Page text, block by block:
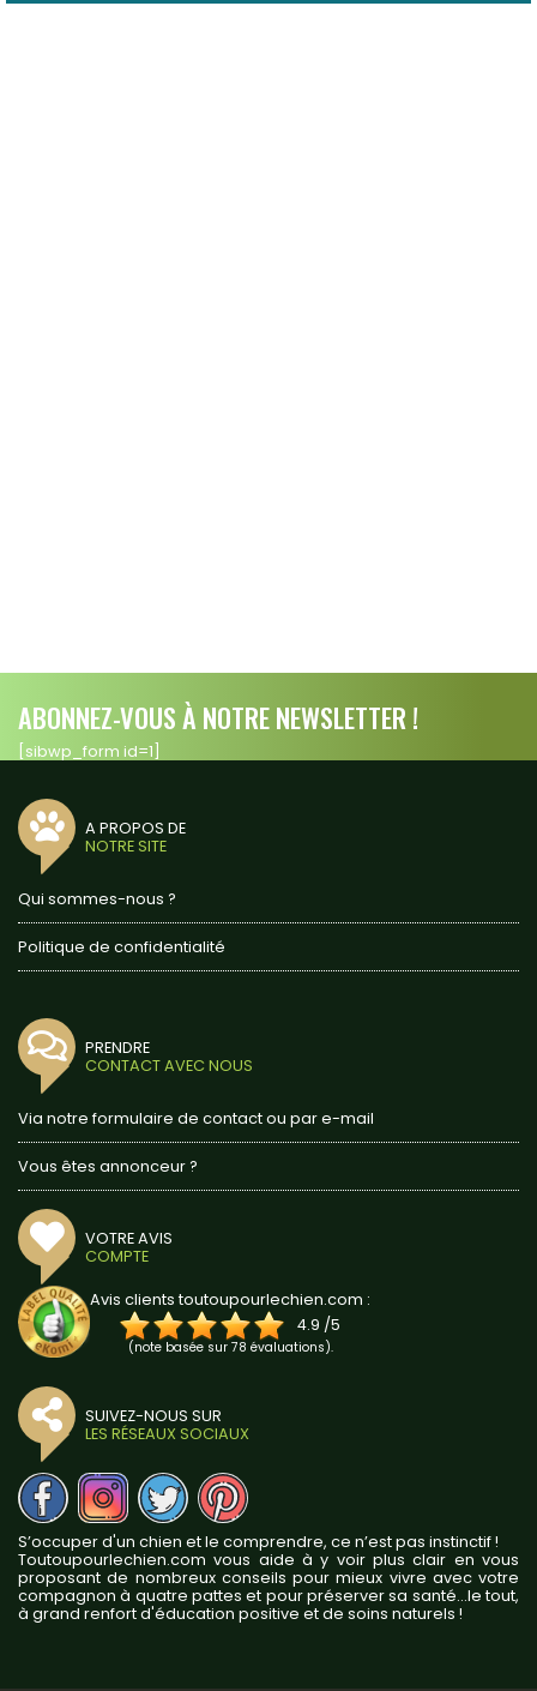
ABONNEZ-VOUS À NOTRE NEWSLETTER !
[sibwp_form id=1]
A PROPOS DE
NOTRE SITE
Qui sommes-nous ?
Politique de confidentialité
PRENDRE
CONTACT AVEC NOUS
Via notre formulaire de contact ou par e-mail
Vous êtes annonceur ?
VOTRE AVIS
COMPTE
Avis clients toutoupourlechien.com :
4.9 /5
(note basée sur 78 évaluations).
SUIVEZ-NOUS SUR
LES RÉSEAUX SOCIAUX
S’occuper d'un chien et le comprendre, ce n’est pas instinctif !
Toutoupourlechien.com vous aide à y voir plus clair en vous
proposant de nombreux conseils pour mieux vivre avec votre
compagnon à quatre pattes et pour préserver sa santé...le tout,
à grand renfort d'éducation positive et de soins naturels !